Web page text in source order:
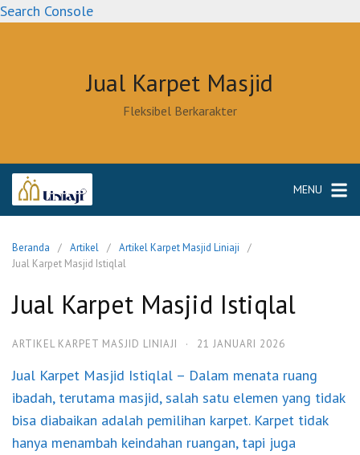
Search ConsoleLangsung
Jual Karpet Masjid
Fleksibel Berkarakter
MENU
Beranda Artikel
Artikel Karpet Masjid Liniaji
Jual Karpet Masjid Istiqlal
Jual Karpet Masjid Istiqlal
ARTIKEL KARPET MASJID LINIAJI · 21 JANUARI 2026
Jual Karpet Masjid Istiqlal – Dalam menata ruang
ibadah, terutama masjid, salah satu elemen yang tidak
bisa diabaikan adalah pemilihan karpet. Karpet tidak
hanya menambah keindahan ruangan, tapi juga